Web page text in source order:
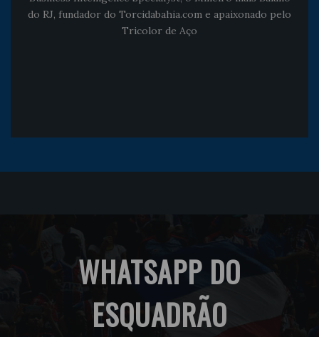
do RJ, fundador do Torcidabahia.com e apaixonado pelo
Tricolor de Aço
WHATSAPP DO
ESQUADRÃO